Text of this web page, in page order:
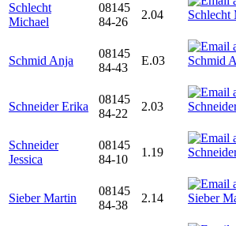
Schlecht
Michael
08145
84-26
2.04
Schmid Anja
08145
84-43
E.03
Schneider Erika
08145
84-22
2.03
Schneider
Jessica
08145
84-10
1.19
Sieber Martin
08145
84-38
2.14